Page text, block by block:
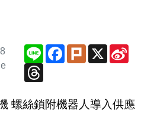
Line Facebook
Plurk X
螺絲鎖附機器人導入供應